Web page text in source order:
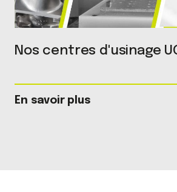
Nos centres d'usinage
En savoir plus